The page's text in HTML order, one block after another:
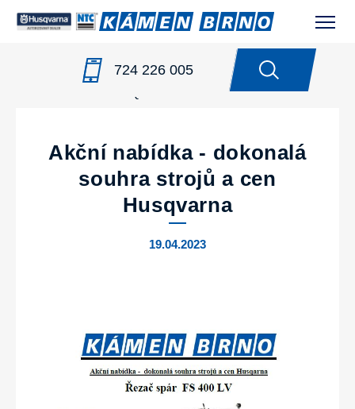
724 226 005
AKČNÍ NABÍDKA - DOKONALÁ SOUHRA
Akční nabídka - dokonalá
souhra strojů a cen
Husqvarna
19.04.2023